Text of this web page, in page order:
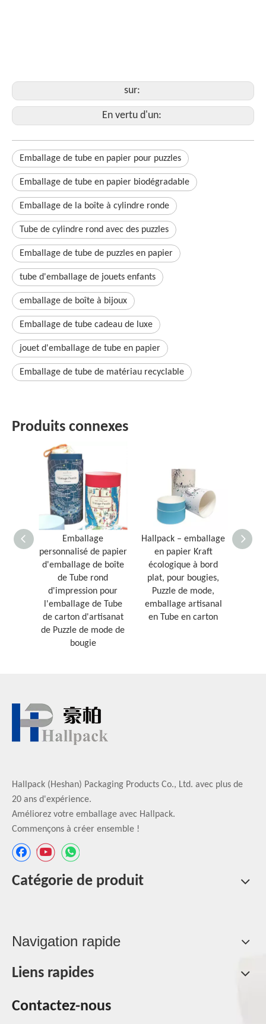
sur:
En vertu d'un:
Emballage de tube en papier pour puzzles
Emballage de tube en papier biodégradable
Emballage de la boîte à cylindre ronde
Tube de cylindre rond avec des puzzles
Emballage de tube de puzzles en papier
tube d'emballage de jouets enfants
emballage de boîte à bijoux
Emballage de tube cadeau de luxe
jouet d'emballage de tube en papier
Emballage de tube de matériau recyclable
Produits connexes
Emballage
personnalisé de papier
d'emballage de boîte
de Tube rond
d'impression pour
l'emballage de Tube
de carton d'artisanat
de Puzzle de mode de
bougie
Hallpack – emballage
en papier Kraft
écologique à bord
plat, pour bougies,
Puzzle de mode,
emballage artisanal
en Tube en carton
Hallpack (Heshan) Packaging Products Co., Ltd. avec plus de
20 ans d'expérience.
Améliorez votre emballage avec Hallpack.
Commençons à créer ensemble !
Catégorie de produit
Navigation rapide
Liens rapides
Contactez-nous